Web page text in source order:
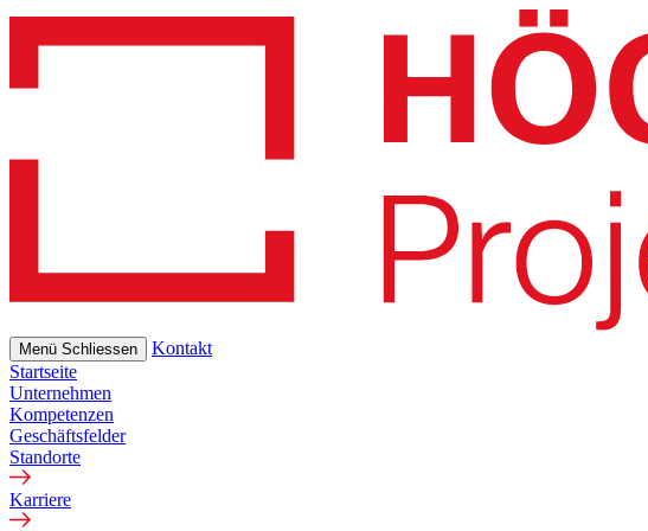
Skip
content
Menü Schliessen
Kontakt
Startseite
Unternehmen
Kompetenzen
Geschäftsfelder
Standorte
Karriere